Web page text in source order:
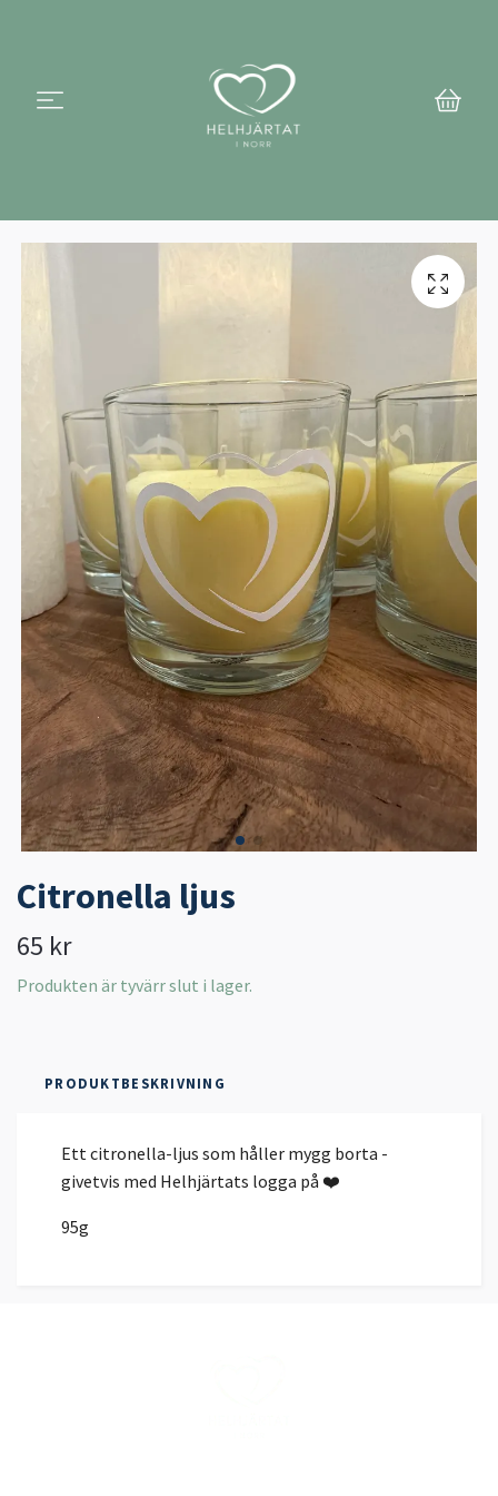
Citronella ljus
65 kr
Produkten är tyvärr slut i lager.
PRODUKTBESKRIVNING
Ett citronella-ljus som håller mygg borta -
givetvis med Helhjärtats logga på ❤️
95g